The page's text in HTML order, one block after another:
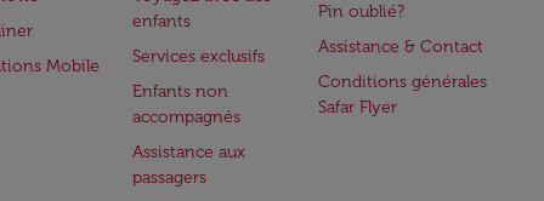
Mobile
enfants
Services exclusifs
Enfants non
accompagnés
Assistance aux
passagers
Pin oublié?
Assistance & Contact
Conditions générales
Safar Flyer